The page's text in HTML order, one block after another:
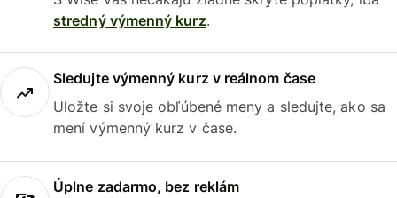
stredný výmenný kurz.
Sledujte výmenný kurz v reálnom čase
Uložte si svoje obľúbené meny a sledujte, ako sa
mení výmenný kurz v čase.
Úplne zadarmo, bez reklám